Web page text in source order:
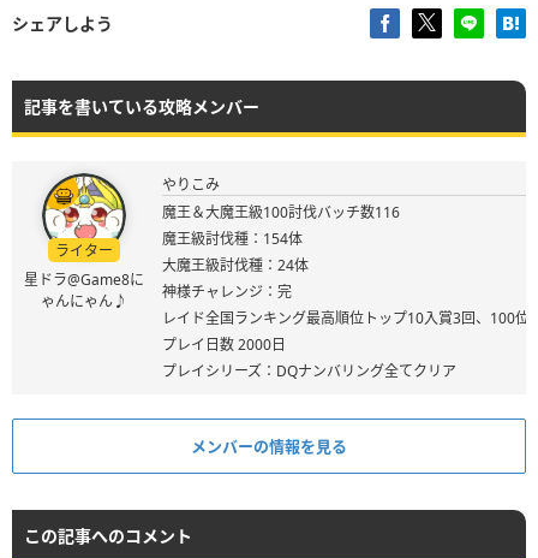
シェアしよう
記事を書いている攻略メンバー
ライター
星ドラ@Game8に
ゃんにゃん♪
やりこみ
魔王＆大魔王級100討伐バッチ数116
魔王級討伐種：154体
大魔王級討伐種：24体
神様チャレンジ：完
レイド全国ランキング最高順位トップ10入賞3回、100位
プレイ日数 2000日
プレイシリーズ：DQナンバリング全てクリア
メンバーの情報を見る
この記事へのコメント